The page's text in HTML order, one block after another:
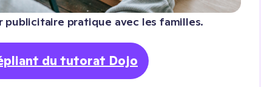
publicitaire pratique avec les familles.
du tutorat Dojo